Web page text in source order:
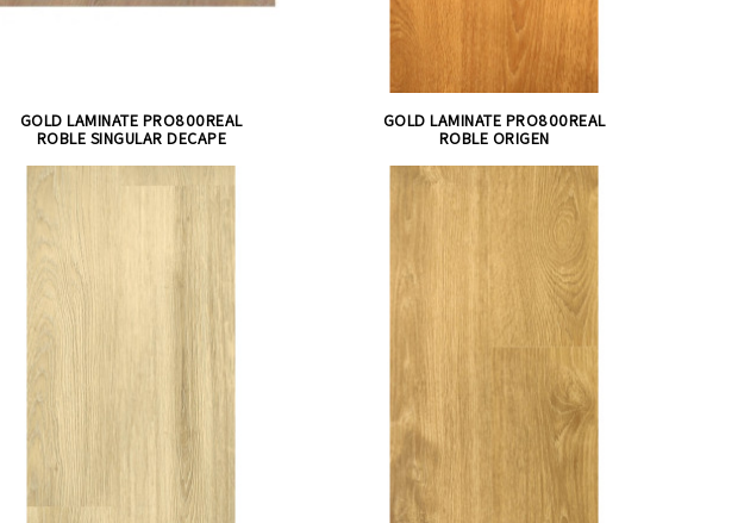
GOLD LAMINATE PRO800REAL
ROBLE SINGULAR DECAPE
GOLD LAMINATE PRO800REAL
ROBLE ORIGEN